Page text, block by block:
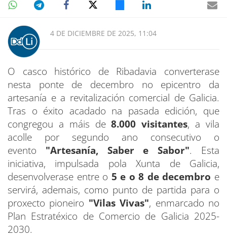
4 DE DICIEMBRE DE 2025, 11:04
O casco histórico de Ribadavia converterase
nesta ponte de decembro no epicentro da
artesanía e a revitalización comercial de Galicia.
Tras o éxito acadado na pasada edición, que
congregou a máis de8.000 visitantes, a vila
acolle por segundo ano consecutivo o
evento "Artesanía, Saber e Sabor". Esta
iniciativa, impulsada pola Xunta de Galicia,
desenvolverase entre o 5 e o 8 de decembro e
servirá, ademais, como punto de partida para o
proxecto pioneiro "Vilas Vivas", enmarcado no
Plan Estratéxico de Comercio de Galicia 2025-
2030.